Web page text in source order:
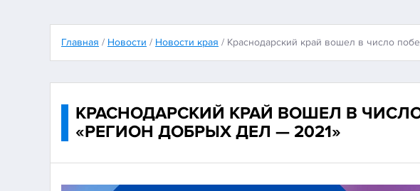
Главная / Новости / Новости края / Краснодарский край вошел в число
КРАСНОДАРСКИЙ КРАЙ ВОШЕЛ В
«РЕГИОН ДОБРЫХ ДЕЛ — 2021»